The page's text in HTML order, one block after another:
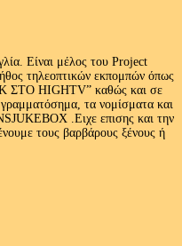
Είναι μέλος του Project
τηλεοπτικών εκπομπών όπως
HIGHTV” καθώς και σε
τα νομίσματα και
.Ειχε επισης και την
τους βαρβάρους ξένους ή